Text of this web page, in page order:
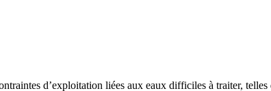
d’exploitation liées aux eaux difficiles à traiter, telles